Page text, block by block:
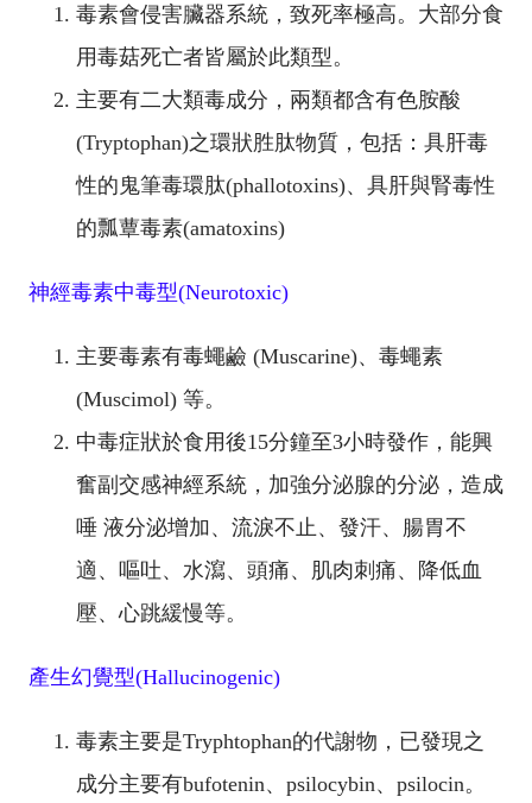
毒素會侵害臟器系統，致死率極高。大部分食
用毒菇死亡者皆屬於此類型。
主要有二大類毒成分，兩類都含有色胺酸
(Tryptophan)之環狀胜肽物質，包括：具肝毒
性的鬼筆毒環肽(phallotoxins)、具肝與腎毒性
的瓢蕈毒素(amatoxins)
神經毒素中毒型(Neurotoxic)
主要毒素有毒蠅鹼 (Muscarine)、毒蠅素
(Muscimol) 等。
中毒症狀於食用後15分鐘至3小時發作，能興
奮副交感神經系統，加強分泌腺的分泌，造成
唾 液分泌增加、流淚不止、發汗、腸胃不
適、嘔吐、水瀉、頭痛、肌肉刺痛、降低血
壓、心跳緩慢等。
產生幻覺型(Hallucinogenic)
毒素主要是Tryphtophan的代謝物，已發現之
成分主要有bufotenin、psilocybin、psilocin。